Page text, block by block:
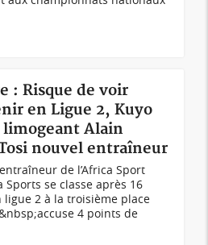
: Risque de voir
en Ligue 2, Kuyo
Alain
nouvel entraîneur
de l’Africa Sport
Sports se classe après 16
2 à la troisième place
4 points de